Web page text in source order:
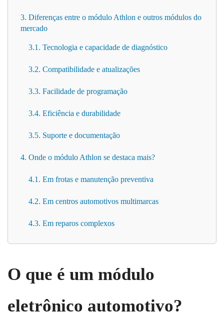
3. Diferenças entre o módulo Athlon e outros módulos do
mercado
3.1. Tecnologia e capacidade de diagnóstico
3.2. Compatibilidade e atualizações
3.3. Facilidade de programação
3.4. Eficiência e durabilidade
3.5. Suporte e documentação
4. Onde o módulo Athlon se destaca mais?
4.1. Em frotas e manutenção preventiva
4.2. Em centros automotivos multimarcas
4.3. Em reparos complexos
O que é um módulo
eletrônico automotivo?